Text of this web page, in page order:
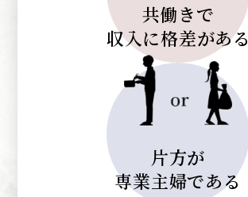
共働きで
収入に格差がある
片方が
専業主婦である